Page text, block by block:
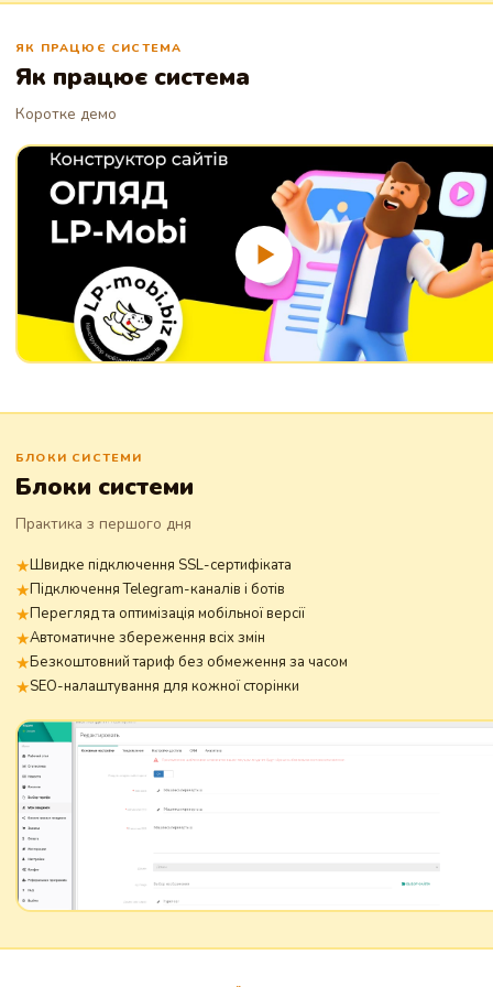
ЯК ПРАЦЮЄ СИСТЕМА
Як працює система
Коротке демо
БЛОКИ СИСТЕМИ
Блоки системи
Практика з першого дня
Швидке підключення SSL-сертифіката
Підключення Telegram-каналів і ботів
Перегляд та оптимізація мобільної версії
Автоматичне збереження всіх змін
Безкоштовний тариф без обмеження за часом
SEO-налаштування для кожної сторінки